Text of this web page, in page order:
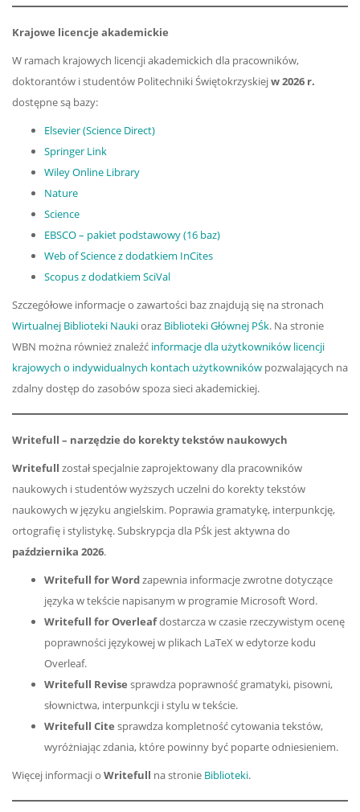
Krajowe licencje akademickie
W ramach krajowych licencji akademickich dla pracowników,
doktorantów i studentów Politechniki Świętokrzyskiejw 2026 r.
dostępne są bazy:
Elsevier (Science Direct)
Springer Link
Wiley Online Library
Nature
Science
EBSCO – pakiet podstawowy (16 baz)
Web of Science z dodatkiem InCites
Scopus z dodatkiem SciVal
Szczegółowe informacje o zawartości baz znajdują się na stronach
Wirtualnej Biblioteki Naukioraz Biblioteki Głównej PŚk. Na stronie
WBN można również znaleźć informacje dla użytkowników licencji
krajowych o indywidualnych kontach użytkowników pozwalających na
zdalny dostęp do zasobów spoza sieci akademickiej.
Writefull – narzędzie do korekty tekstów naukowych
Writefull został specjalnie zaprojektowany dla pracowników
naukowych i studentów wyższych uczelni do korekty tekstów
naukowych w języku angielskim. Poprawia gramatykę, interpunkcję,
ortografię i stylistykę. Subskrypcja dla PŚk jest aktywna do
października 2026.
Writefull for Wordzapewnia informacje zwrotne dotyczące
języka w tekście napisanym w programie Microsoft Word.
Writefull for Overleafdostarcza w czasie rzeczywistym ocenę
poprawności językowej w plikach LaTeX w edytorze kodu
Overleaf.
Writefull Revise sprawdza poprawność gramatyki, pisowni,
słownictwa, interpunkcji i stylu w tekście.
Writefull Cite sprawdza kompletność cytowania tekstów,
wyróżniając zdania, które powinny być poparte odniesieniem.
Więcej informacji o Writefull na stronie Biblioteki.